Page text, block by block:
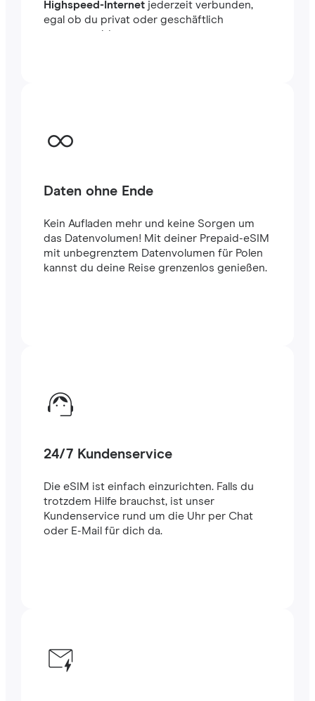
Highspeed-Internetjederzeit verbunden,
egal ob du privat oder geschäftlich
unterwegs bist.
Daten ohne Ende
Kein Aufladen mehr und keine Sorgen um
das Datenvolumen! Mit deiner Prepaid-eSIM
mit unbegrenztem Datenvolumen für Polen
kannst du deine Reise grenzenlos genießen.
24/7 Kundenservice
Die eSIM ist einfach einzurichten. Falls du
trotzdem Hilfe brauchst, ist unser
Kundenservice rund um die Uhr per Chat
oder E-Mail für dich da.